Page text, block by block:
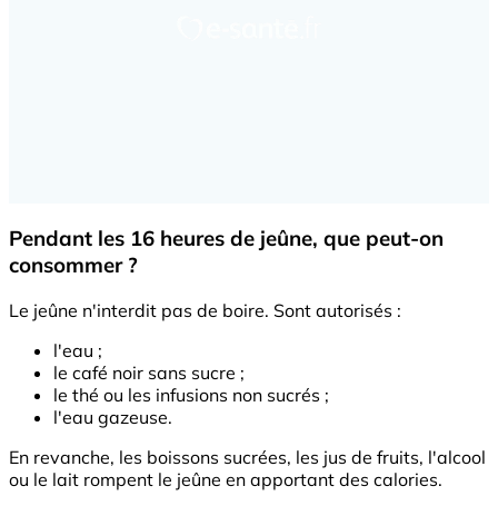
Pendant les 16 heures de jeûne, que peut-on
consommer ?
Le jeûne n'interdit pas de boire. Sont autorisés :
l'eau ;
le café noir sans sucre ;
le thé ou les infusions non sucrés ;
l'eau gazeuse.
En revanche, les boissons sucrées, les jus de fruits, l'alcool
ou le lait rompent le jeûne en apportant des calories.